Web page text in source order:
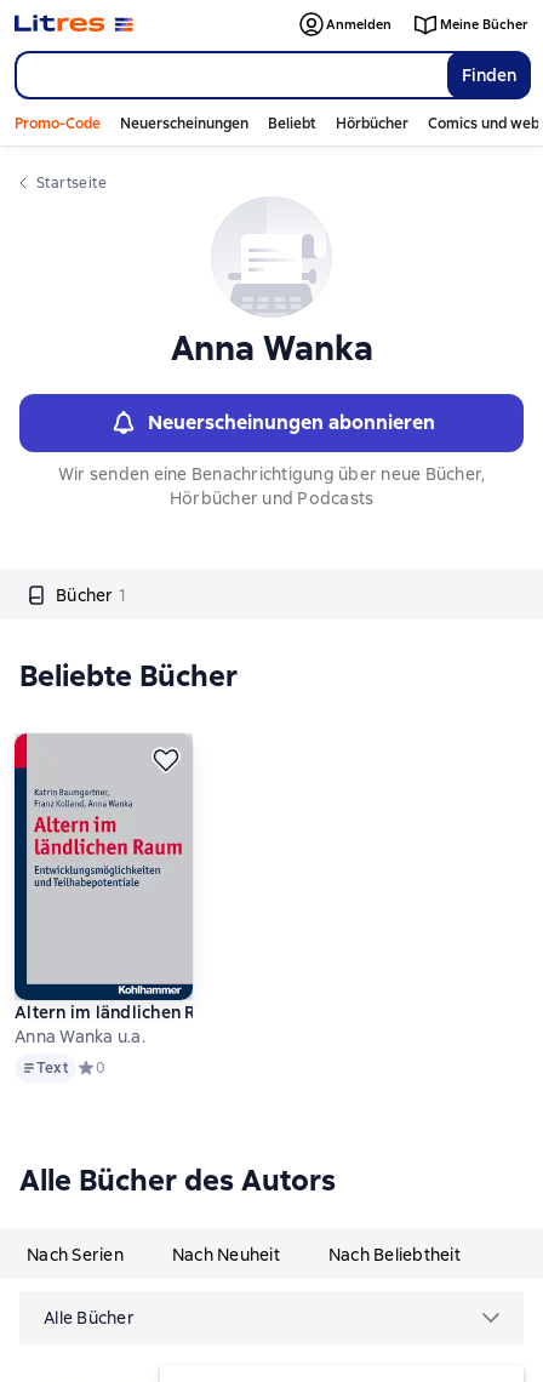
Finden
Anmelden Meine Bücher
Promo-Code Neuerscheinungen Beliebt Hörbücher Comics und
Startseite
Anna Wanka
Neuerscheinungen abonnieren
Wir senden eine Benachrichtigung über neue Bücher,
Hörbücher und Podcasts
Bücher 1
Слайдер с книгами
Beliebte Bücher
Altern im ländlichen Raum
Anna Wanka u.a.
TextText Средний рейтинг 0 на основе 0 оценок
0
Alle Bücher des Autors
Nach Serien Nach Neuheit Nach Beliebtheit
Alle Bücher